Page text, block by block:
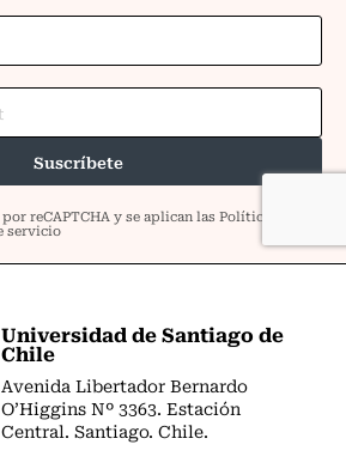
Universidad de Santiago de
Chile
Avenida Libertador Bernardo
O’Higgins Nº 3363. Estación
Central. Santiago. Chile.